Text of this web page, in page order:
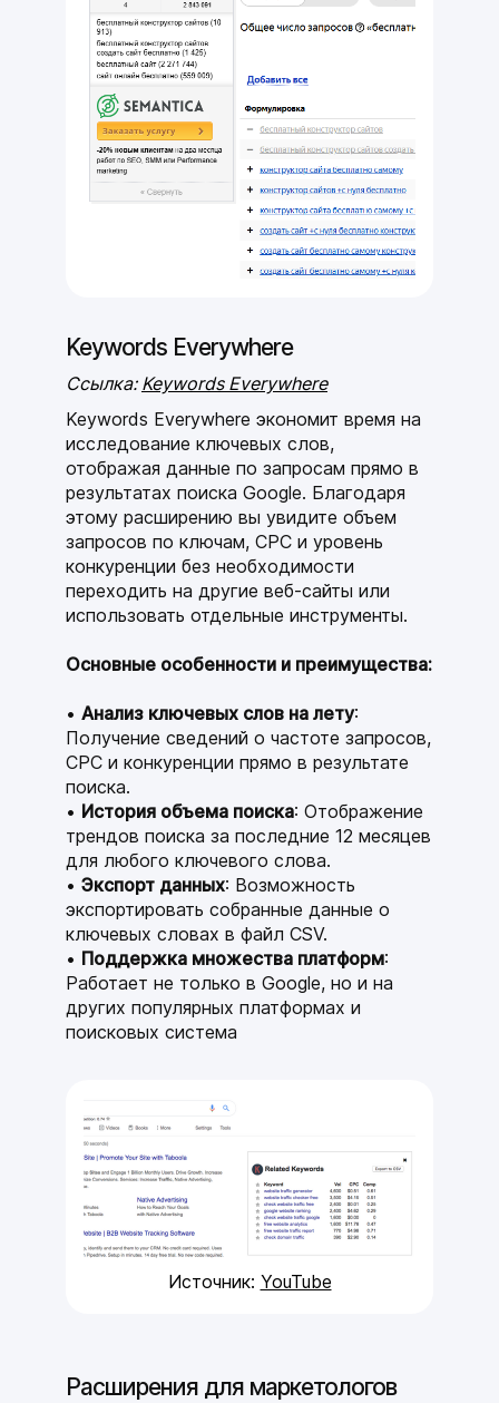
Keywords Everywhere
Ссылка: Keywords Everywhere
Keywords Everywhere экономит время на
исследование ключевых слов,
отображая данные по запросам прямо в
результатах поиска Google. Благодаря
этому расширению вы увидите объем
запросов по ключам, CPC и уровень
конкуренции без необходимости
переходить на другие веб-сайты или
использовать отдельные инструменты.
Основные особенности и преимущества:
Анализ ключевых слов на лету:
Получение сведений о частоте запросов,
CPC и конкуренции прямо в результате
поиска.
История объема поиска: Отображение
трендов поиска за последние 12 месяцев
для любого ключевого слова.
Экспорт данных: Возможность
экспортировать собранные данные о
ключевых словах в файл CSV.
Поддержка множества платформ:
Работает не только в Google, но и на
других популярных платформах и
поисковых система
Источник: YouTube
Расширения для маркетологов